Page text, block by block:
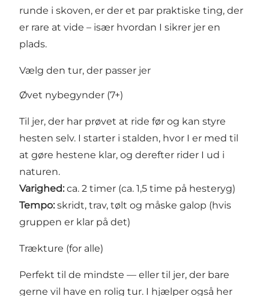
runde i skoven, er der et par praktiske ting, der
er rare at vide – især hvordan I sikrer jer en
plads.
Vælg den tur, der passer jer
Øvet nybegynder (7+)
Til jer, der har prøvet at ride før og kan styre
hesten selv. I starter i stalden, hvor I er med til
at gøre hestene klar, og derefter rider I ud i
naturen.
Varighed: ca. 2 timer (ca. 1,5 time på hesteryg)
Tempo: skridt, trav, tølt og måske galop (hvis
gruppen er klar på det)
Trækture (for alle)
Perfekt til de mindste — eller til jer, der bare
gerne vil have en rolig tur. I hjælper også her